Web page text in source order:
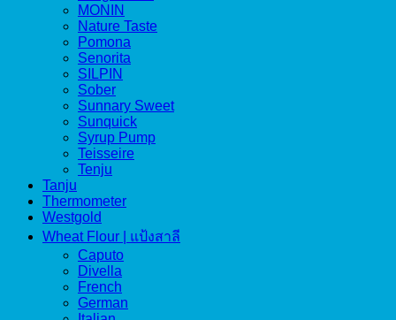
MONIN
Nature Taste
Pomona
Senorita
SILPIN
Sober
Sunnary Sweet
Sunquick
Syrup Pump
Teisseire
Tenju
Tanju
Thermometer
Westgold
Wheat Flour | แป้งสาลี
Caputo
Divella
French
German